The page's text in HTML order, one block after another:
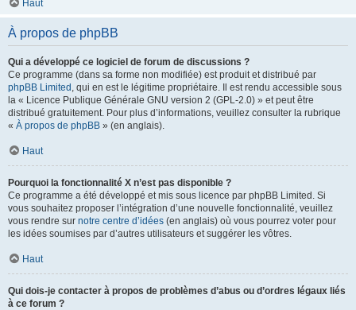
Haut
À propos de phpBB
Qui a développé ce logiciel de forum de discussions ?
Ce programme (dans sa forme non modifiée) est produit et distribué par
phpBB Limited , qui en est le légitime propriétaire. Il est rendu accessible sous
la « Licence Publique Générale GNU version 2 (GPL-2.0) » et peut être
distribué gratuitement. Pour plus d’informations, veuillez consulter la rubrique
« À propos de phpBB » (en anglais).
Haut
Pourquoi la fonctionnalité X n’est pas disponible ?
Ce programme a été développé et mis sous licence par phpBB Limited. Si
vous souhaitez proposer l’intégration d’une nouvelle fonctionnalité, veuillez
vous rendre sur notre centre d’idées (en anglais) où vous pourrez voter pour
les idées soumises par d’autres utilisateurs et suggérer les vôtres.
Haut
Qui dois-je contacter à propos de problèmes d’abus ou d’ordres légaux liés
à ce forum ?